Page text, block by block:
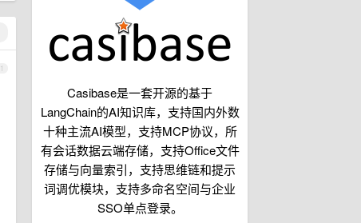
Casibase是一套开源的基于
LangChain的AI知识库，支持国内外数
十种主流AI模型，支持MCP协议，所
有会话数据云端存储，支持Office文件
存储与向量索引，支持思维链和提示
词调优模块，支持多命名空间与企业
SSO单点登录。
1